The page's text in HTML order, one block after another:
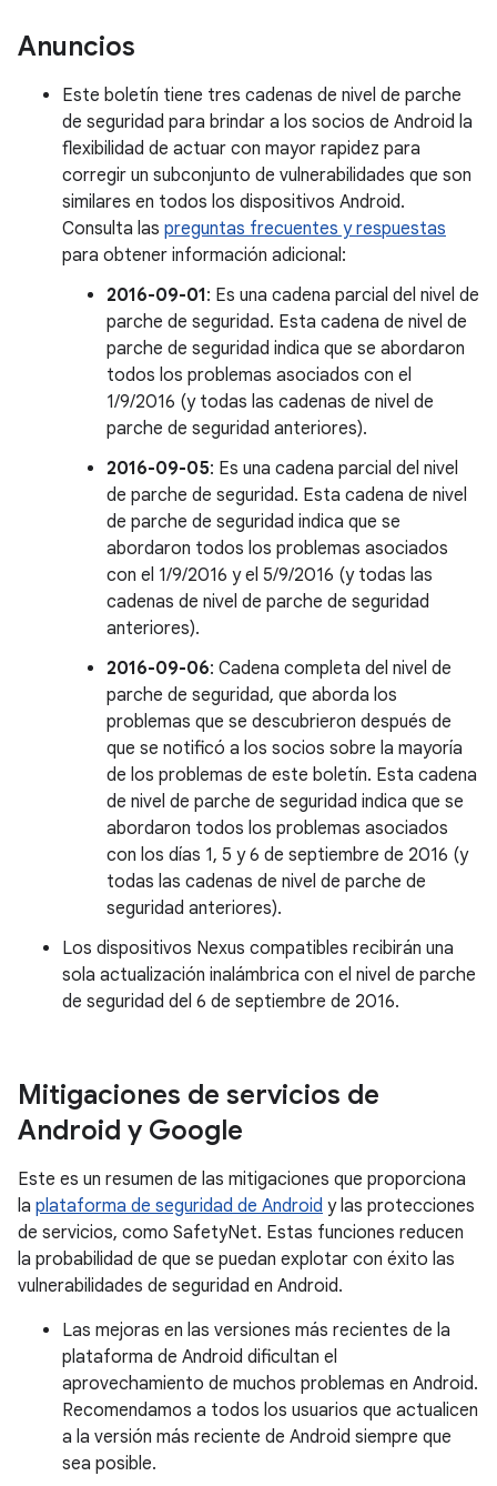
Anuncios
Este boletín tiene tres cadenas de nivel de parche
de seguridad para brindar a los socios de Android la
flexibilidad de actuar con mayor rapidez para
corregir un subconjunto de vulnerabilidades que son
similares en todos los dispositivos Android.
Consulta las preguntas frecuentes y respuestas
para obtener información adicional:
2016-09-01: Es una cadena parcial del nivel de
parche de seguridad. Esta cadena de nivel de
parche de seguridad indica que se abordaron
todos los problemas asociados con el
1/9/2016 (y todas las cadenas de nivel de
parche de seguridad anteriores).
2016-09-05: Es una cadena parcial del nivel
de parche de seguridad. Esta cadena de nivel
de parche de seguridad indica que se
abordaron todos los problemas asociados
con el 1/9/2016 y el 5/9/2016 (y todas las
cadenas de nivel de parche de seguridad
anteriores).
2016-09-06: Cadena completa del nivel de
parche de seguridad, que aborda los
problemas que se descubrieron después de
que se notificó a los socios sobre la mayoría
de los problemas de este boletín. Esta cadena
de nivel de parche de seguridad indica que se
abordaron todos los problemas asociados
con los días 1, 5 y 6 de septiembre de 2016 (y
todas las cadenas de nivel de parche de
seguridad anteriores).
Los dispositivos Nexus compatibles recibirán una
sola actualización inalámbrica con el nivel de parche
de seguridad del 6 de septiembre de 2016.
Mitigaciones de servicios de
Android y Google
Este es un resumen de las mitigaciones que proporciona
la plataforma de seguridad de Android y las protecciones
de servicios, como SafetyNet. Estas funciones reducen
la probabilidad de que se puedan explotar con éxito las
vulnerabilidades de seguridad en Android.
Las mejoras en las versiones más recientes de la
plataforma de Android dificultan el
aprovechamiento de muchos problemas en Android.
Recomendamos a todos los usuarios que actualicen
a la versión más reciente de Android siempre que
sea posible.